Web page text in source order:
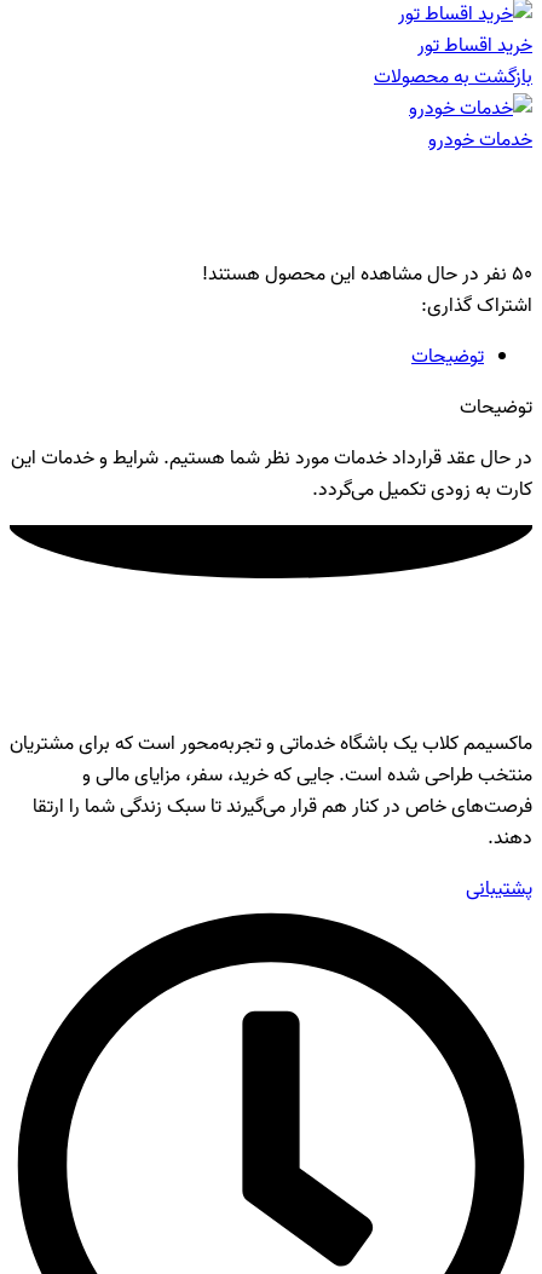
خرید اقساط تور
بازگشت به محصولات
خدمات خودرو
50 نفر در حال مشاهده این محصول هستند!
اشتراک گذاری:
توضیحات
توضیحات
در حال عقد قرارداد خدمات مورد نظر شما هستیم. شرایط و خدمات این
کارت به زودی تکمیل می‌گردد.
ماکسیمم کلاب یک باشگاه خدماتی و تجربه‌محور است که برای مشتریان
منتخب طراحی شده است. جایی که خرید، سفر، مزایای مالی و
فرصت‌های خاص در کنار هم قرار می‌گیرند تا سبک زندگی شما را ارتقا
دهند.
پشتیبانی